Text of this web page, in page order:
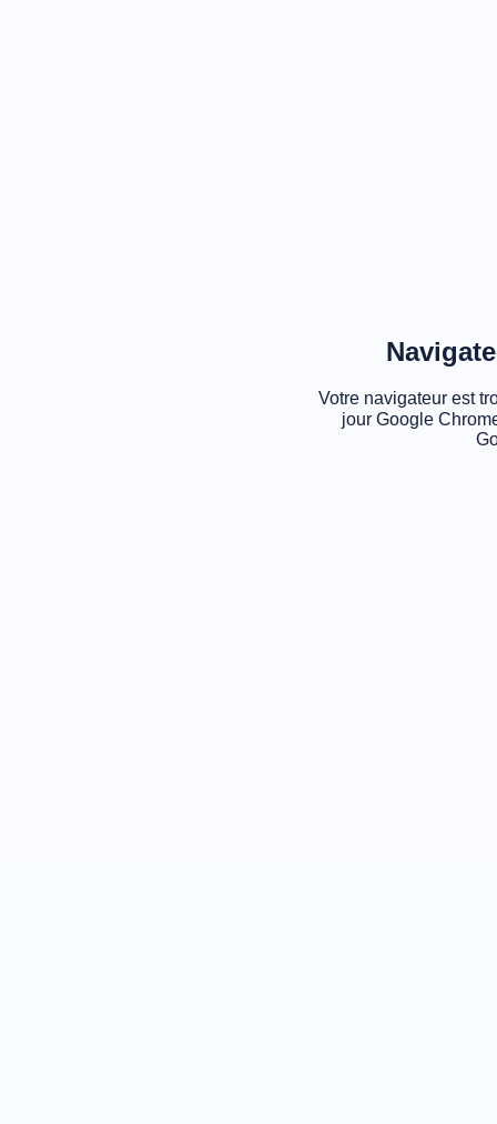
Votre navigateur est
jour Google